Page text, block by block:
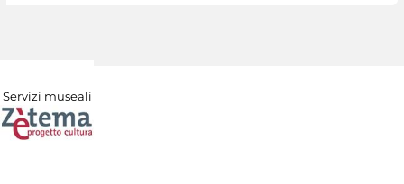
Servizi museali